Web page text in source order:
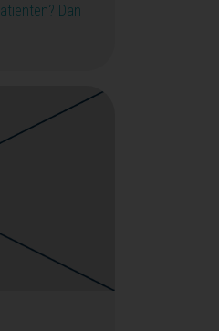
Dan